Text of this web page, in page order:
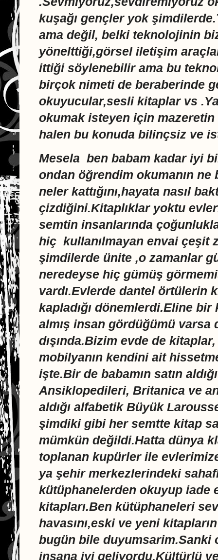
kuşağı gençler yok
ama değil, belki teknolojinin
yönelttiği,görsel iletişim
ittiği söylenebilir ama bu
birçok nimeti de beraberinde
okuyucular,sesli kitaplar vs
okumak isteyen için mazeretin
halen bu konuda bilinçsiz ve
Mesela ben babam kadar iyi
ondan öğrendim okumanın
neler kattığını,hayata nasıl
çizdiğini.Kitaplıklar yoktu
semtin insanlarında
hiç kullanılmayan envai çeşit
şimdilerde ünite ,o zamanlar
neredeyse hiç gümüş
vardı.Evlerde dantel örtülerin
kapladığı dönemlerdi.Eline bir
almış insan gördüğümü varsa
dışında.Bizim evde de
mobilyanın kendini ait
işte.Bir de babamın satın
Ansiklopedileri, Britanica ve
aldığı alfabetik Büyük
şimdiki gibi her semtte kitap
mümkün değildi.Hatta dünya
toplanan kupürler ile
ya şehir merkezlerindeki
kütüphanelerden okuyup iade
kitapları.Ben kütüphaneleri
havasını,eski ve yeni
bugün bile duyumsarim.Sanki
insana iyi geliyordu.Kültürlü